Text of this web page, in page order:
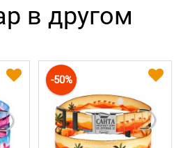
в другом
-50%